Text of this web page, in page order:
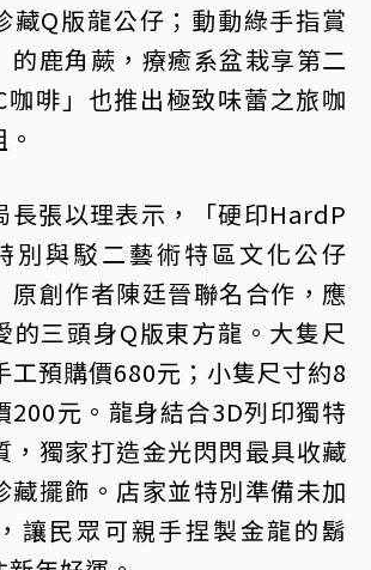
藏Q版龍公仔；動動綠手指賞
的鹿角蕨，療癒系盆栽享第二
咖啡」也推出極致味蕾之旅咖
長張以理表示，「硬印HardP
別與駁二藝術特區文化公仔
原創作者陳廷晉聯名合作，應
的三頭身Q版東方龍。大隻尺
工預購價680元；小隻尺寸約8
200元。龍身結合3D列印獨特
，獨家打造金光閃閃最具收藏
藏擺飾。店家並特別準備未加
讓民眾可親手捏製金龍的鬍